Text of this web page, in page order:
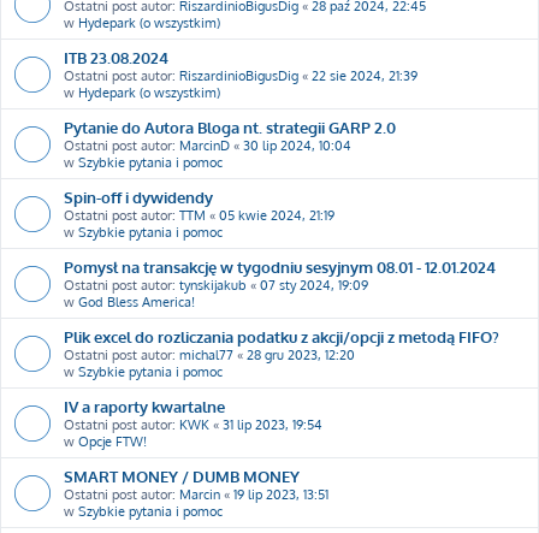
Ostatni post autor: RiszardinioBigusDig « 28 paź 2024, 22:45
w Hydepark (o wszystkim)
ITB 23.08.2024
Ostatni post autor: RiszardinioBigusDig « 22 sie 2024, 21:39
w Hydepark (o wszystkim)
Pytanie do Autora Bloga nt. strategii GARP 2.0
Ostatni post autor: MarcinD « 30 lip 2024, 10:04
w Szybkie pytania i pomoc
Spin-off i dywidendy
Ostatni post autor: TTM « 05 kwie 2024, 21:19
w Szybkie pytania i pomoc
Pomysł na transakcję w tygodniu sesyjnym 08.01 - 12.01.2024
Ostatni post autor: tynskijakub « 07 sty 2024, 19:09
w God Bless America!
Plik excel do rozliczania podatku z akcji/opcji z metodą FIFO?
Ostatni post autor: michal77 « 28 gru 2023, 12:20
w Szybkie pytania i pomoc
IV a raporty kwartalne
Ostatni post autor: KWK « 31 lip 2023, 19:54
w Opcje FTW!
SMART MONEY / DUMB MONEY
Ostatni post autor: Marcin « 19 lip 2023, 13:51
w Szybkie pytania i pomoc